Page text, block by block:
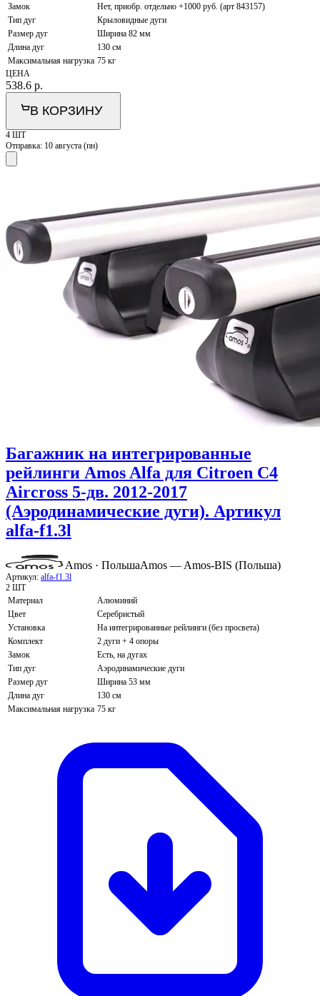
Замок
Нет, приобр. отдельно +1000 руб. (арт 843157)
Тип дуг
Крыловидные дуги
Размер дуг
Ширина 82 мм
Длина дуг
130 см
Максимальная нагрузка 75 кг
ЦЕНА
538.6 р.
В КОРЗИНУ
4 ШТ
Отправка: 10 августа (пн)
Багажник на интегрированные
рейлинги Amos Alfa для Citroen C4
Aircross 5-дв. 2012-2017
(Аэродинамические дуги). Артикул
alfa-f1.3l
Amos · ПольшаAmos — Amos-BIS (Польша)
Артикул: alfa-f1.3l
2 ШТ
Материал
Алюминий
Цвет
Серебристый
Установка
На интегрированные рейлинги (без просвета)
Комплект
2 дуги + 4 опоры
Замок
Есть, на дугах
Тип дуг
Аэродинамические дуги
Размер дуг
Ширина 53 мм
Длина дуг
130 см
Максимальная нагрузка 75 кг